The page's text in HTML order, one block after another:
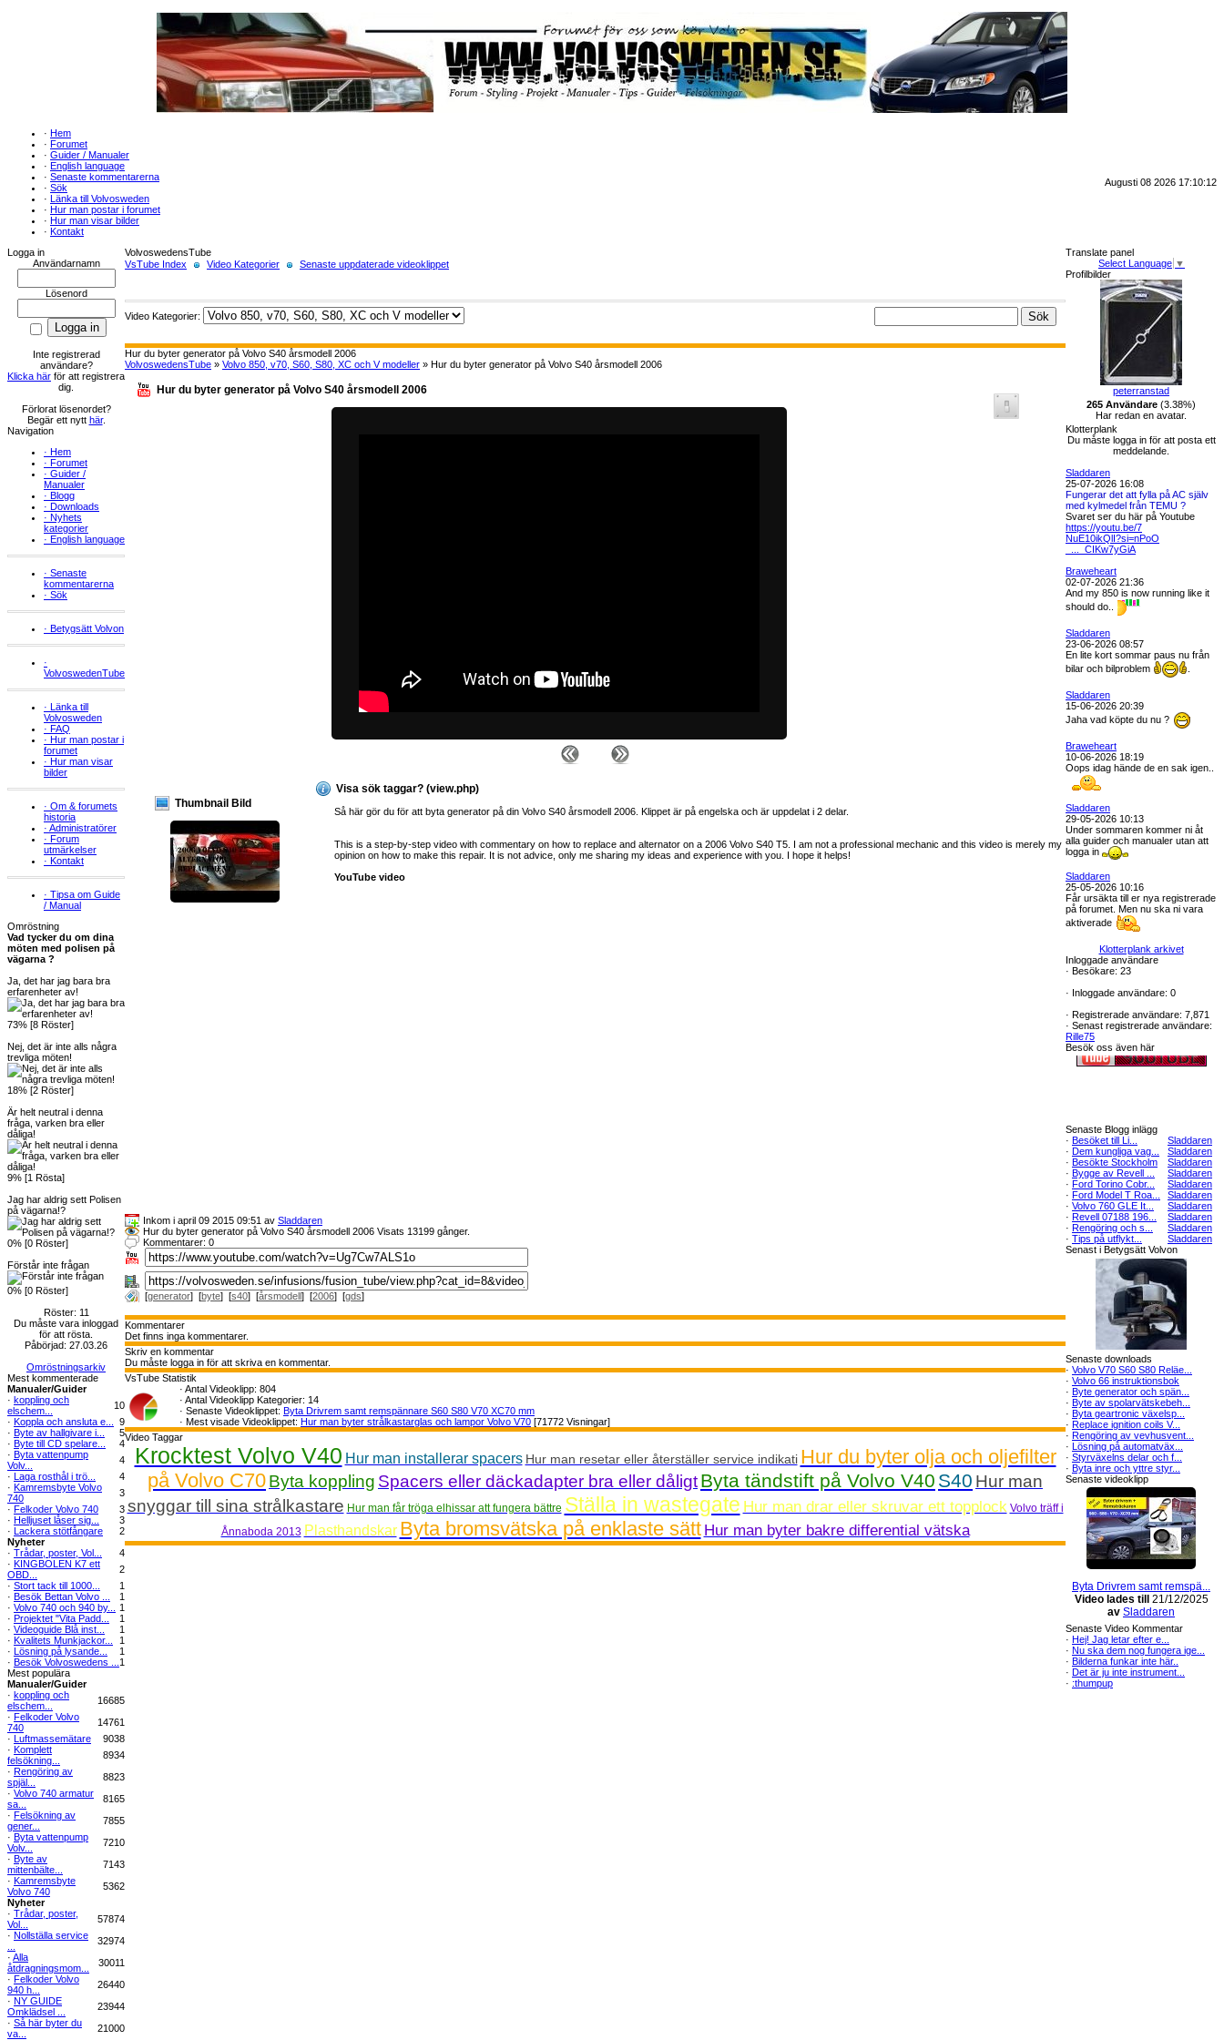
· Hem
· Forumet
· Guider / Manualer
· English language
· Senaste kommentarerna
· Sök
· Länka till Volvosweden
· Hur man postar i forumet
· Hur man visar bilder
· Kontakt
Augusti 08 2026 17:10:12
Logga in
Användarnamn
Lösenord
Inte registrerad
användare?
Klicka här för att registrera
dig.
Förlorat lösenordet?
Begär ett nytt här.
Navigation
· Hem
· Forumet
· Guider /
Manualer
· Blogg
· Downloads
· Nyhets
kategorier
· English language
· Senaste
kommentarerna
· Sök
· Betygsätt Volvon
·
VolvoswedenTube
· Länka till
Volvosweden
· FAQ
· Hur man postar i
forumet
· Hur man visar
bilder
· Om & forumets
historia
· Administratörer
· Forum
utmärkelser
· Kontakt
· Tipsa om Guide
/ Manual
Omröstning
Vad tycker du om dina
möten med polisen på
vägarna ?
Ja, det har jag bara bra
erfarenheter av!
73% [8 Röster]
Nej, det är inte alls några
trevliga möten!
18% [2 Röster]
Är helt neutral i denna
fråga, varken bra eller
dåliga!
9% [1 Rösta]
Jag har aldrig sett Polisen
på vägarna!?
0% [0 Röster]
Förstår inte frågan
0% [0 Röster]
Röster: 11
Du måste vara inloggad
för att rösta.
Påbörjad: 27.03.26
Omröstningsarkiv
Mest kommenterade
Manualer/Guider
· koppling och
elschem...
10
· Koppla och ansluta e...
9
· Byte av hallgivare i...
5
· Byte till CD spelare...
4
· Byta vattenpump
Volv...
4
· Laga rosthål i trö...
4
· Kamremsbyte Volvo
740
3
· Felkoder Volvo 740
3
· Helljuset låser sig...
3
· Lackera stötfångare
2
Nyheter
· Trådar, poster, Vol...
4
· KINGBOLEN K7 ett
OBD...
2
· Stort tack till 1000...
1
· Besök Bettan Volvo ...
1
· Volvo 740 och 940 by...
1
· Projektet "Vita Padd...
1
· Videoguide Blå inst...
1
· Kvalitets Munkjackor...
1
· Lösning på lysande...
1
· Besök Volvoswedens ... 1
Mest populära
Manualer/Guider
· koppling och
elschem...
16685
· Felkoder Volvo
740
14761
· Luftmassemätare
9038
· Komplett
felsökning...
8934
· Rengöring av
spjäl...
8823
· Volvo 740 armatur
sa...
8165
· Felsökning av
gener...
7855
· Byta vattenpump
Volv...
7210
· Byte av
mittenbälte...
7143
· Kamremsbyte
Volvo 740
5362
Nyheter
· Trådar, poster,
Vol...
57874
· Nollställa service
32974
· Alla
åtdragningsmom...
30011
· Felkoder Volvo
940 h...
26440
· NY GUIDE
Omklädsel ...
23944
· Så här byter du
va...
21000
VolvoswedensTube
VsTube Index
Video Kategorier Senaste uppdaterade videoklippet
Video Kategorier:
Hur du byter generator på Volvo S40 årsmodell 2006
VolvoswedensTube » Volvo 850, v70, S60, S80, XC och V modeller » Hur du byter generator på Volvo S40 årsmodell 2006
Hur du byter generator på Volvo S40 årsmodell 2006
Thumbnail Bild
Visa sök taggar? (view.php)
Så här gör du för att byta generator på din Volvo S40 årsmodell 2006. Klippet är på engelska och är uppdelat i 2 delar.
This is a step-by-step video with commentary on how to replace and alternator on a 2006 Volvo S40 T5. I am not a professional mechanic and this video is merely my
opinion on how to make this repair. It is not advice, only me sharing my ideas and experience with you. I hope it helps!
YouTube video
Inkom i april 09 2015 09:51 av Sladdaren
Hur du byter generator på Volvo S40 årsmodell 2006 Visats 13199 gånger.
Kommentarer: 0
[generator] [byte] [s40] [årsmodell] [2006] [gds]
Kommentarer
Det finns inga kommentarer.
Skriv en kommentar
Du måste logga in för att skriva en kommentar.
VsTube Statistik
· Antal Videoklipp: 804
· Antal Videoklipp Kategorier: 14
· Senaste Videoklippet: Byta Drivrem samt remspännare S60 S80 V70 XC70 mm
· Mest visade Videoklippet: Hur man byter strålkastarglas och lampor Volvo V70 [71772 Visningar]
Video Taggar
Krocktest Volvo V40 Hur man installerar spacers Hur man resetar eller återställer service indikati Hur du byter olja och oljefilter
på Volvo C70Byta koppling Spacers eller däckadapter bra eller dåligtByta tändstift på Volvo V40 S40 Hur man
snyggar till sina strålkastare Hur man får tröga elhissar att fungera bättre Ställa in wastegate Hur man drar eller skruvar ett topplock Volvo träff i
Ånnaboda 2013 Plasthandskar Byta bromsvätska på enklaste sätt Hur man byter bakre differential vätska
Translate panel
Select Language ▼
Profilbilder
peterranstad
265 Användare (3.38%)
Har redan en avatar.
Klotterplank
Du måste logga in för att posta ett
meddelande.
Sladdaren
25-07-2026 16:08
Fungerar det att fylla på AC själv
med kylmedel från TEMU ?
Svaret ser du här på Youtube
https://youtu.be/7
NuE10ikQlI?si=nPoO
_..._CIKw7yGiA
Braweheart
02-07-2026 21:36
And my 850 is now running like it
should do..
Sladdaren
23-06-2026 08:57
En lite kort sommar paus nu från
bilar och bilproblem
Sladdaren
15-06-2026 20:39
Jaha vad köpte du nu ?
Braweheart
10-06-2026 18:19
Oops idag hände de en sak igen..
Sladdaren
29-05-2026 10:13
Under sommaren kommer ni åt
alla guider och manualer utan att
logga in
Sladdaren
25-05-2026 10:16
Får ursäkta till er nya registrerade
på forumet. Men nu ska ni vara
aktiverade
Klotterplank arkivet
Inloggade användare
· Besökare: 23
· Inloggade användare: 0
· Registrerade användare: 7,871
· Senast registrerade användare:
Rille75
Besök oss även här
Senaste Blogg inlägg
· Besöket till Li...
Sladdaren
· Dem kungliga vag...
Sladdaren
· Besökte Stockholm
Sladdaren
· Bygge av Revell ...
Sladdaren
· Ford Torino Cobr...
Sladdaren
· Ford Model T Roa...
Sladdaren
· Volvo 760 GLE It...
Sladdaren
· Revell 07188 196...
Sladdaren
· Rengöring och s...
Sladdaren
· Tips på utflykt...
Sladdaren
Senast i Betygsätt Volvon
Senaste downloads
· Volvo V70 S60 S80 Reläe...
· Volvo 66 instruktionsbok
· Byte generator och spän...
· Byte av spolarvätskebeh...
· Byta geartronic växelsp...
· Replace ignition coils V...
· Rengöring av vevhusvent...
· Lösning på automatväx...
· Styrväxelns delar och f...
· Byta inre och yttre styr...
Senaste videoklipp
Byta Drivrem samt remspä...
Video lades till
21/12/2025
av Sladdaren
Senaste Video Kommentar
· Hej! Jag letar efter e...
· Nu ska dem nog fungera ige...
· Bilderna funkar inte här..
· Det är ju inte instrument...
· :thumpup